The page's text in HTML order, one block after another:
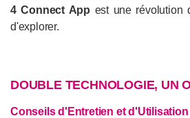
4 Connect App est une révolution
d'explorer.
DOUBLE TECHNOLOGIE, UN
Conseils d'Entretien et d'Utilisation